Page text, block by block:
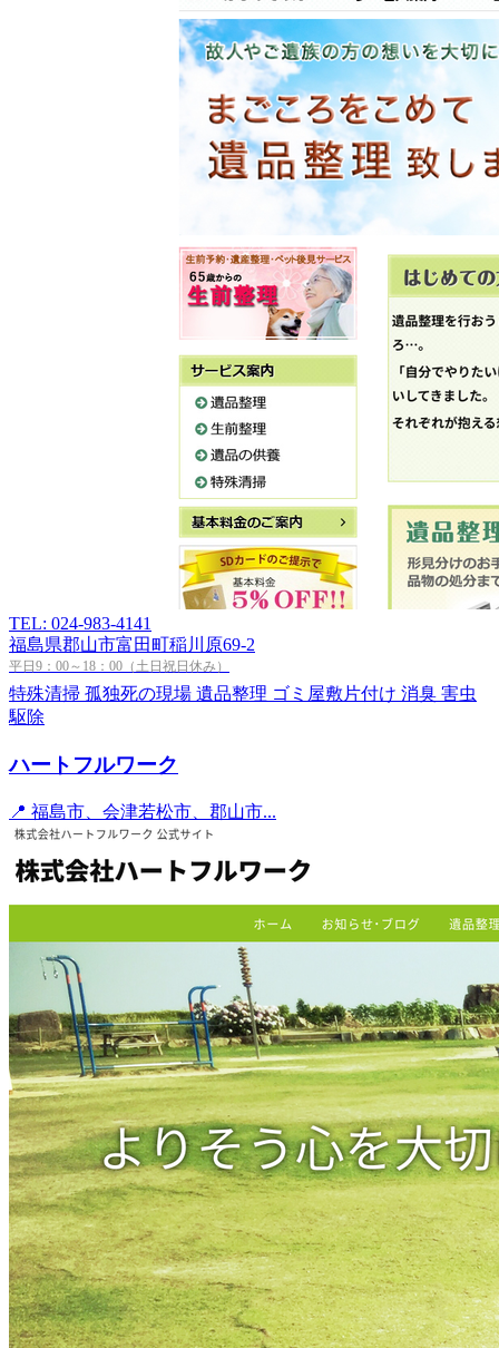
TEL: 024-983-4141
福島県郡山市富田町稲川原69-2
平日9：00～18：00（土日祝日休み）
特殊清掃 孤独死の現場 遺品整理 ゴミ屋敷片付け 消臭 害虫
駆除
ハートフルワーク
📍 福島市、会津若松市、郡山市...